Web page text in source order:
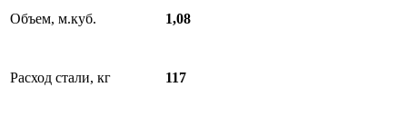
Объем, м.куб. 1,08
Расход стали, кг 117